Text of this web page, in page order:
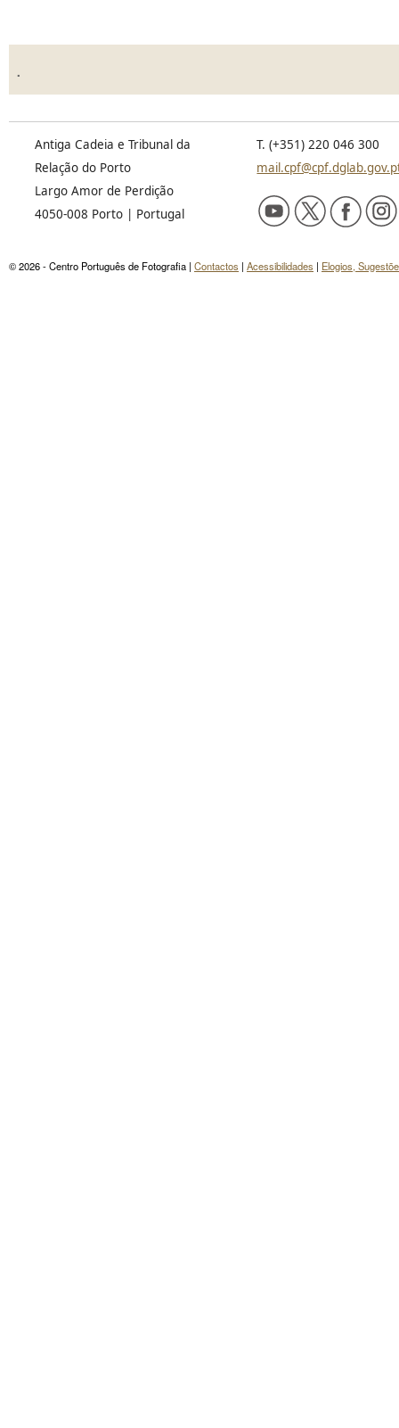
.
Antiga Cadeia e Tribunal da
Relação do Porto
Largo Amor de Perdição
4050-008 Porto | Portugal
T. (+351) 220 046 300
© 2026 - Centro Português de Fotografia | Contactos | Acessibilidades | Elogios,